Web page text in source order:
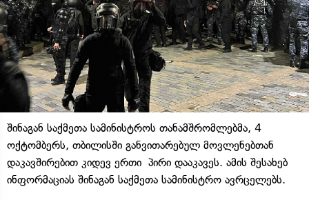
შინაგან საქმეთა სამინისტროს თანამშრომლებმა, 4
ოქტომბერს, თბილისში განვითარებულ მოვლენებთან
დაკავშირებით კიდევ ერთი პირი დააკავეს. ამის შესახებ
ინფორმაციას შინაგან საქმეთა სამინისტრო ავრცელებს.